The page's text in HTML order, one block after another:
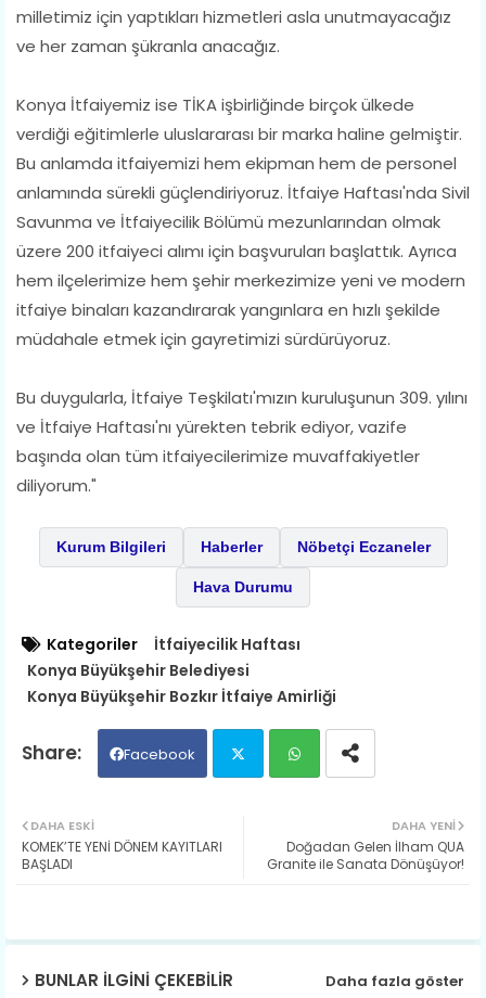
milletimiz için yaptıkları hizmetleri asla unutmayacağız
ve her zaman şükranla anacağız.
Konya İtfaiyemiz ise TİKA işbirliğinde birçok ülkede
verdiği eğitimlerle uluslararası bir marka haline gelmiştir.
Bu anlamda itfaiyemizi hem ekipman hem de personel
anlamında sürekli güçlendiriyoruz. İtfaiye Haftası'nda Sivil
Savunma ve İtfaiyecilik Bölümü mezunlarından olmak
üzere 200 itfaiyeci alımı için başvuruları başlattık. Ayrıca
hem ilçelerimize hem şehir merkezimize yeni ve modern
itfaiye binaları kazandırarak yangınlara en hızlı şekilde
müdahale etmek için gayretimizi sürdürüyoruz.
Bu duygularla, İtfaiye Teşkilatı'mızın kuruluşunun 309. yılını
ve İtfaiye Haftası'nı yürekten tebrik ediyor, vazife
başında olan tüm itfaiyecilerimize muvaffakiyetler
diliyorum."
Kurum Bilgileri Haberler Nöbetçi Eczaneler
Hava Durumu
Kategoriler
İtfaiyecilik Haftası
Konya Büyükşehir Belediyesi
Konya Büyükşehir Bozkır İtfaiye Amirliği
Facebook
ats
p
DAHA YENI
Doğadan Gelen İlham QUA
Granite ile Sanata Dönüşüyor!
DAHA ESKI
KOMEK’TE YENİ DÖNEM KAYITLARI
BAŞLADI
BUNLAR ILGINI ÇEKEBILIR Daha fazla göster